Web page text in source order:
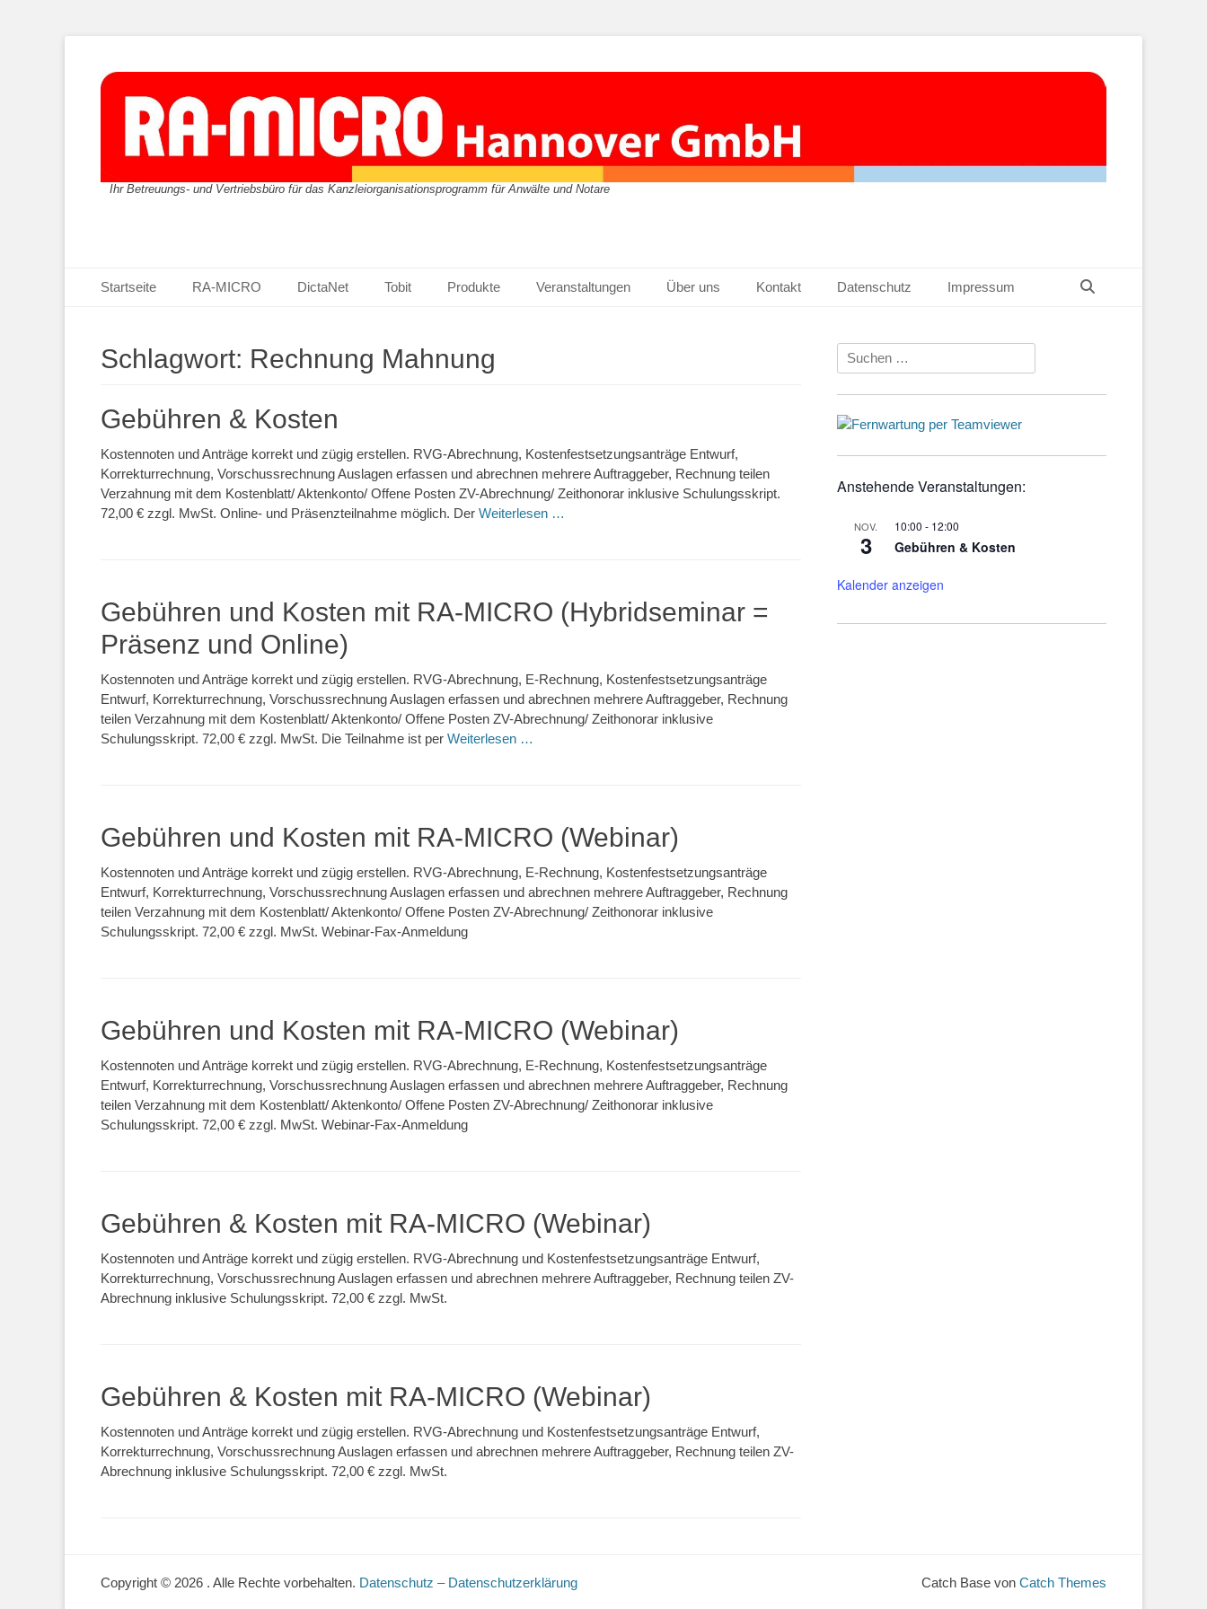
Ihr Betreuungs- und Vertriebsbüro für das Kanzleiorganisationsprogramm für Anwälte und Notare
Primäres Menü
Inhalt
Startseite RA-MICRO DictaNet Tobit Produkte Veranstaltungen Über uns Kontakt Datenschutz Impressum
Schlagwort: Rechnung Mahnung
Gebühren & Kosten
Kostennoten und Anträge korrekt und zügig erstellen. RVG-Abrechnung, Kostenfestsetzungsanträge Entwurf,
Korrekturrechnung, Vorschussrechnung Auslagen erfassen und abrechnen mehrere Auftraggeber, Rechnung teilen
Verzahnung mit dem Kostenblatt/ Aktenkonto/ Offene Posten ZV-Abrechnung/ Zeithonorar inklusive Schulungsskript.
72,00 € zzgl. MwSt. Online- und Präsenzteilnahme möglich. Der Weiterlesen …
Gebühren und Kosten mit RA-MICRO (Hybridseminar =
Präsenz und Online)
Kostennoten und Anträge korrekt und zügig erstellen. RVG-Abrechnung, E-Rechnung, Kostenfestsetzungsanträge
Entwurf, Korrekturrechnung, Vorschussrechnung Auslagen erfassen und abrechnen mehrere Auftraggeber, Rechnung
teilen Verzahnung mit dem Kostenblatt/ Aktenkonto/ Offene Posten ZV-Abrechnung/ Zeithonorar inklusive
Schulungsskript. 72,00 € zzgl. MwSt. Die Teilnahme ist per Weiterlesen …
Gebühren und Kosten mit RA-MICRO (Webinar)
Kostennoten und Anträge korrekt und zügig erstellen. RVG-Abrechnung, E-Rechnung, Kostenfestsetzungsanträge
Entwurf, Korrekturrechnung, Vorschussrechnung Auslagen erfassen und abrechnen mehrere Auftraggeber, Rechnung
teilen Verzahnung mit dem Kostenblatt/ Aktenkonto/ Offene Posten ZV-Abrechnung/ Zeithonorar inklusive
Schulungsskript. 72,00 € zzgl. MwSt. Webinar-Fax-Anmeldung
Gebühren und Kosten mit RA-MICRO (Webinar)
Kostennoten und Anträge korrekt und zügig erstellen. RVG-Abrechnung, E-Rechnung, Kostenfestsetzungsanträge
Entwurf, Korrekturrechnung, Vorschussrechnung Auslagen erfassen und abrechnen mehrere Auftraggeber, Rechnung
teilen Verzahnung mit dem Kostenblatt/ Aktenkonto/ Offene Posten ZV-Abrechnung/ Zeithonorar inklusive
Schulungsskript. 72,00 € zzgl. MwSt. Webinar-Fax-Anmeldung
Gebühren & Kosten mit RA-MICRO (Webinar)
Kostennoten und Anträge korrekt und zügig erstellen. RVG-Abrechnung und Kostenfestsetzungsanträge Entwurf,
Korrekturrechnung, Vorschussrechnung Auslagen erfassen und abrechnen mehrere Auftraggeber, Rechnung teilen ZV-
Abrechnung inklusive Schulungsskript. 72,00 € zzgl. MwSt.
Gebühren & Kosten mit RA-MICRO (Webinar)
Kostennoten und Anträge korrekt und zügig erstellen. RVG-Abrechnung und Kostenfestsetzungsanträge Entwurf,
Korrekturrechnung, Vorschussrechnung Auslagen erfassen und abrechnen mehrere Auftraggeber, Rechnung teilen ZV-
Abrechnung inklusive Schulungsskript. 72,00 € zzgl. MwSt.
Suchen
nach:
Anstehende Veranstaltungen:
NOV.
3
10:00 - 12:00
Gebühren & Kosten
Kalender anzeigen
Copyright © 2026 . Alle Rechte vorbehalten. Datenschutz – Datenschutzerklärung Catch Base von Catch Themes